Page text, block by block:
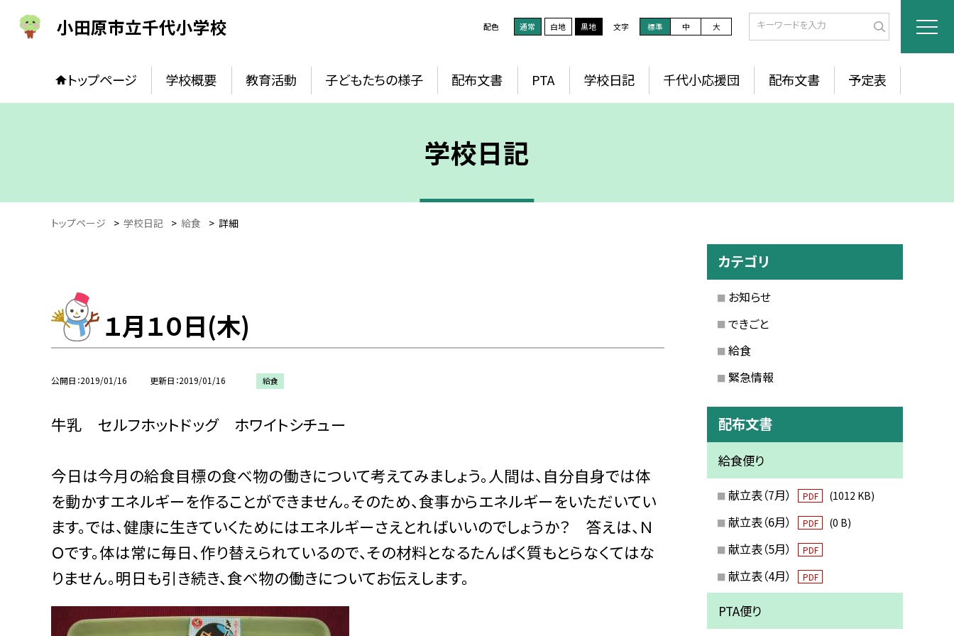
小田原市立千代小学校 配色 通常 白地 黒地 文字 標準 中 大
トップページ 学校概要 教育活動 子どもたちの様子 配布文書 PTA 学校日記 千代小応援団 配布文書 予定表
学校日記
トップページ > 学校日記 > 給食 > 詳細
１月１０日(木)
公開日 2019/01/16 更新日 2019/01/16 給食
牛乳 セルフホットドッグ ホワイトシチュー
今日は今月の給食目標の食べ物の働きについて考えてみましょう。人間は、自分自身では体
を動かすエネルギーを作ることができません。そのため、食事からエネルギーをいただいてい
ます。では、健康に生きていくためにはエネルギーさえとればいいのでしょうか？ 答えは、Ｎ
Ｏです。体は常に毎日、作り替えられているので、その材料となるたんぱく質もとらなくてはな
りません。明日も引き続き、食べ物の働きについてお伝えします。
カテゴリ
お知らせ
できごと
給食
緊急情報
配布文書
給食便り
献立表（7月） PDF (1012 KB)
献立表（6月） PDF (0 B)
献立表（5月） PDF
献立表（4月） PDF
PTA便り